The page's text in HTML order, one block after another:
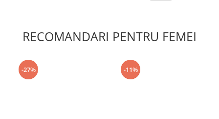
RECOMANDARI PENTRU FEMEI
-27% -11%